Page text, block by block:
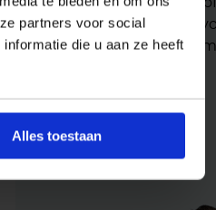
partners voor social
die u aan ze heeft
Alles toestaan
lichtadviesen zorgen
oplossing. Aarzel niet
Mailinfo@lichtunie.nl
Bel+31(0)348 209 000